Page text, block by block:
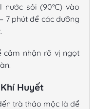
sôi (90°C) vào
7 phút để các dưỡng
nhận rõ vị ngọt
Huyết
trà thảo mộc là để